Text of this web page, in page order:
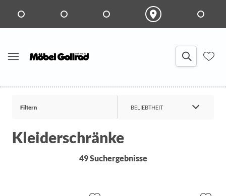
Filtern BELIEBTHEIT
Kleiderschränke
49 Suchergebnisse